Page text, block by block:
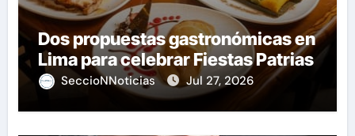
Dos propuestas gastronómicas en
Lima para celebrar Fiestas Patrias
SeccioNNoticias Jul 27, 2026